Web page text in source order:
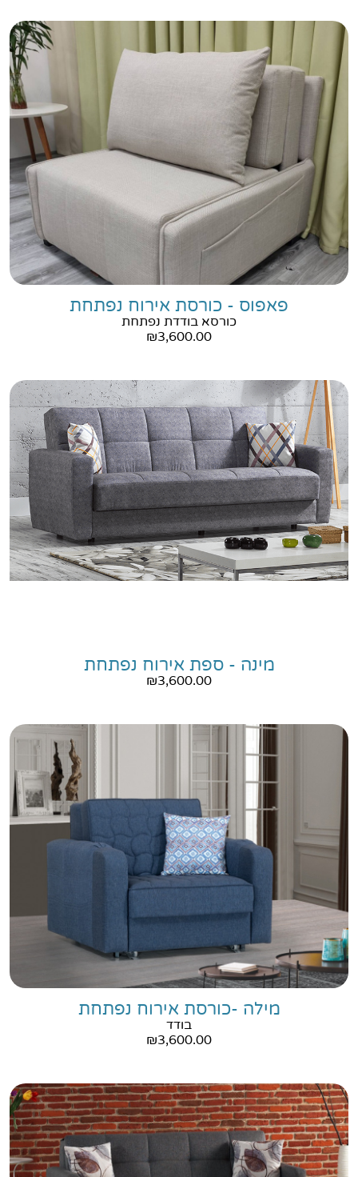
פאפוס - כורסת אירוח נפתחת
כורסא בודדת נפתחת
₪3,600.00
מינה - ספת אירוח נפתחת
₪3,600.00
מילה -כורסת אירוח נפתחת
בודד
₪3,600.00